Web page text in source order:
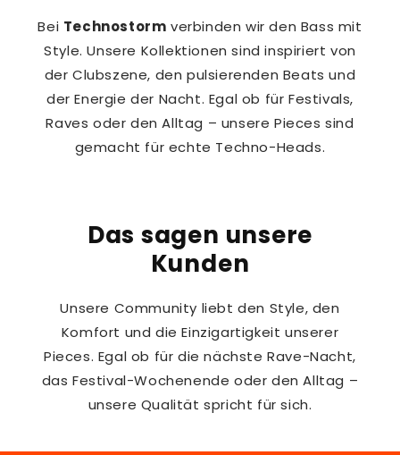
Bei Technostorm verbinden wir den Bass mit
Style. Unsere Kollektionen sind inspiriert von
der Clubszene, den pulsierenden Beats und
der Energie der Nacht. Egal ob für Festivals,
Raves oder den Alltag – unsere Pieces sind
gemacht für echte Techno-Heads.
Das sagen unsere
Kunden
Unsere Community liebt den Style, den
Komfort und die Einzigartigkeit unserer
Pieces. Egal ob für die nächste Rave-Nacht,
das Festival-Wochenende oder den Alltag –
unsere Qualität spricht für sich.